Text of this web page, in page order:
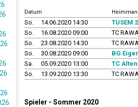
Datum
So. 14.06.2020 14:30
TUSEM 2
So.
16.08.2020 09:00
TC
So.
23.08.2020 14:30
TC
So.
30.08.2020 09:00
BG
Sa.
05.09.2020 13:00
TC
So.
13.09.2020 13:30 TC
Spieler - Sommer 2020